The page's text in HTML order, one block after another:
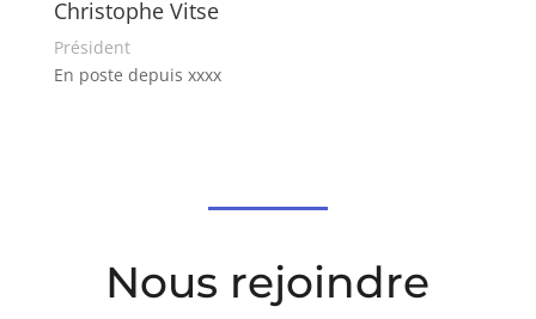
Christophe Vitse
Président
En poste depuis xxxx
Nous rejoindre